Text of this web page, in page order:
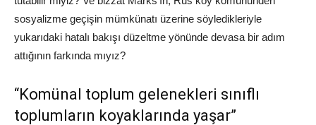
sosyalizme geçişin mümkünatı üzerine söyledikleriyle
yukarıdaki hatalı bakışı düzeltme yönünde devasa bir adım
attığının farkında mıyız?
“Komünal toplum gelenekleri sınıflı
toplumların koyaklarında yaşar”